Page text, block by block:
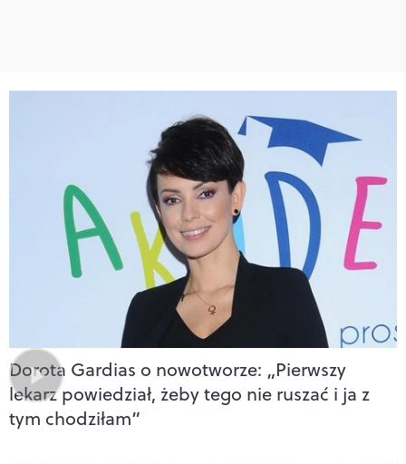
Dorota Gardias o nowotworze: „Pierwszy
lekarz powiedział, żeby tego nie ruszać i ja z
tym chodziłam”